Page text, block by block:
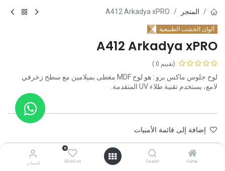
Home
Search
0
Wishlist الحساب
المتجر A412 Arkadya xPRO
ألوان الخشب الطبيعية
A412 Arkadya xPRO
(تقييم 0 )
لوح جلوس ماكس برو : هو لوح MDF مغطى بميلامين مع سطح زخرفي
لامع، يستخدم تقنية طلاء UV المتقدمة.
إضافة إلى قائمة الأمنيات
تواصل معنا